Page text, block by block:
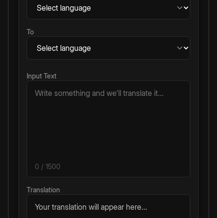
To
Input Text
0 / 1500
Translation
Your translation will appear here...